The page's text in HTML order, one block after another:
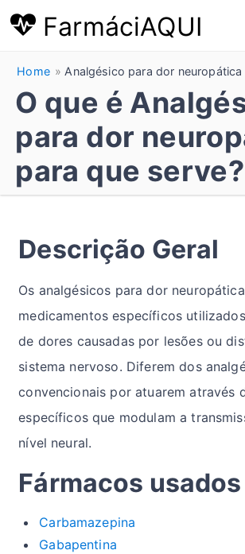
FarmáciAQUI
Home Analgésico para dor neuropática
O que é
para dor
para que serve?
Descrição Geral
Os analgésicos para dor
medicamentos específicos
de dores causadas por lesões ou
sistema nervoso. Diferem dos
convencionais por atuarem através
específicos que modulam a
nível neural.
Fármacos usados
Carbamazepina
Gabapentina